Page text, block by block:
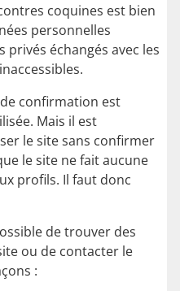
coquines est bien
personnelles
privés échangés avec les
confirmation est
Mais il est
le site sans confirmer
le site ne fait aucune
profils. Il faut donc
de trouver des
ou de contacter le
: